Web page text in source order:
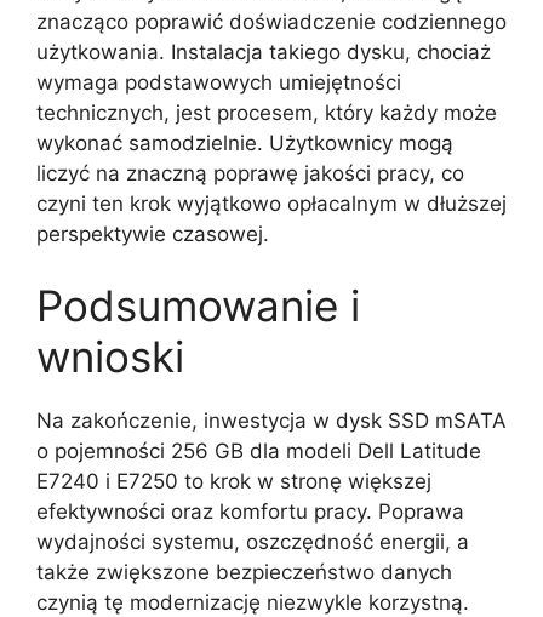
znacząco poprawić doświadczenie codziennego
użytkowania. Instalacja takiego dysku, chociaż
wymaga podstawowych umiejętności
technicznych, jest procesem, który każdy może
wykonać samodzielnie. Użytkownicy mogą
liczyć na znaczną poprawę jakości pracy, co
czyni ten krok wyjątkowo opłacalnym w dłuższej
perspektywie czasowej.
Podsumowanie i
wnioski
Na zakończenie, inwestycja w dysk SSD mSATA
o pojemności 256 GB dla modeli Dell Latitude
E7240 i E7250 to krok w stronę większej
efektywności oraz komfortu pracy. Poprawa
wydajności systemu, oszczędność energii, a
także zwiększone bezpieczeństwo danych
czynią tę modernizację niezwykle korzystną.